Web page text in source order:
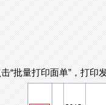
“批量打印面单”，打